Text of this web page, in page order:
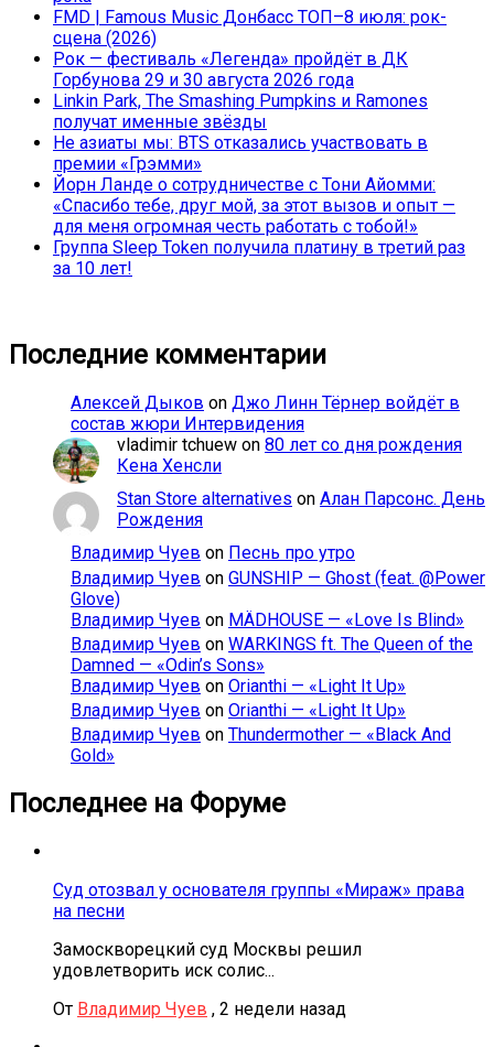
FMD | Famous Music Донбасс ТОП–8 июля: рок-
сцена (2026)
Рок — фестиваль «Легенда» пройдёт в ДК
Горбунова 29 и 30 августа 2026 года
Linkin Park, The Smashing Pumpkins и Ramones
получат именные звёзды
Не азиаты мы: BTS отказались участвовать в
премии «Грэмми»
Йорн Ланде о сотрудничестве с Тони Айомми:
«Спасибо тебе, друг мой, за этот вызов и опыт —
для меня огромная честь работать с тобой!»
Группа Sleep Token получила платину в третий раз
за 10 лет!
Последние комментарии
Алексей Дыков on Джо Линн Тёрнер войдёт в
состав жюри Интервидения
vladimir tchuew on 80 лет со дня рождения
Кена Хенсли
Stan Store alternatives on Алан Парсонс. День
Рождения
Владимир Чуев on Песнь про утро
Владимир Чуев on GUNSHIP — Ghost (feat. @Power
Glove)
Владимир Чуев on MÄDHOUSE — «Love Is Blind»
Владимир Чуев on WARKINGS ft. The Queen of the
Damned — «Odin’s Sons»
Владимир Чуев on Orianthi — «Light It Up»
Владимир Чуев on Orianthi — «Light It Up»
Владимир Чуев on Thundermother — «Black And
Gold»
Последнее на Форуме
Суд отозвал у основателя группы «Мираж» права
на песни
Замоскворецкий суд Москвы решил
удовлетворить иск солис...
От Владимир Чуев , 2 недели назад